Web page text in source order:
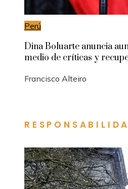
Perú
Dina Boluarte anuncia
medio de críticas y
Francisco Alteiro